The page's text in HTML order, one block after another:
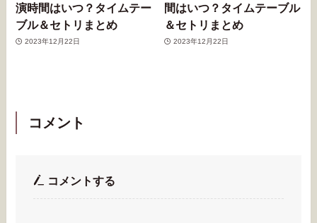
演時間はいつ？タイムテー
ブル＆セトリまとめ
2023年12月22日
間はいつ？タイムテーブル
＆セトリまとめ
2023年12月22日
コメント
コメントする